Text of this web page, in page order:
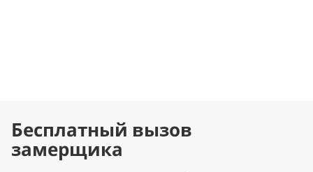
Бесплатный вызов
замерщика